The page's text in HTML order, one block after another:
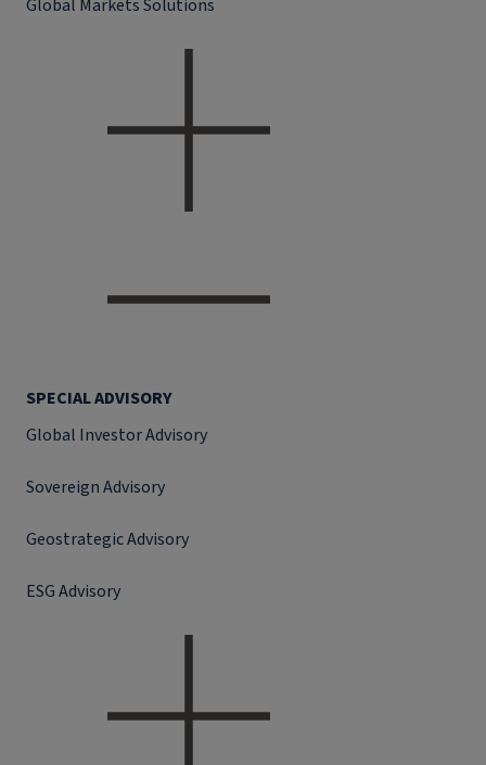
Global Markets Solutions
SPECIAL ADVISORY
Global Investor Advisory
Sovereign Advisory
Geostrategic Advisory
ESG Advisory